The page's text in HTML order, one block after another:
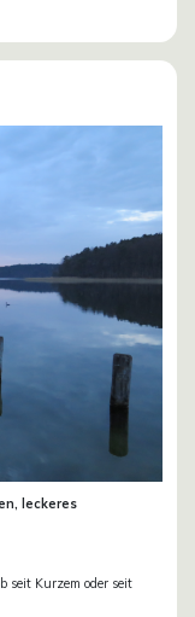
leckeres
seit Kurzem oder seit